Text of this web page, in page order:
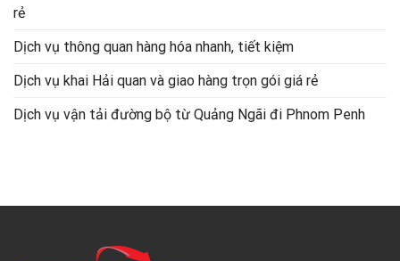
rẻ
Dịch vụ thông quan hàng hóa nhanh, tiết kiệm
Dịch vụ khai Hải quan và giao hàng trọn gói giá rẻ
Dịch vụ vận tải đường bộ từ Quảng Ngãi đi Phnom Penh